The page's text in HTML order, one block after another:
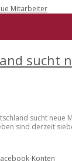
sucht
sucht
sind derzeit